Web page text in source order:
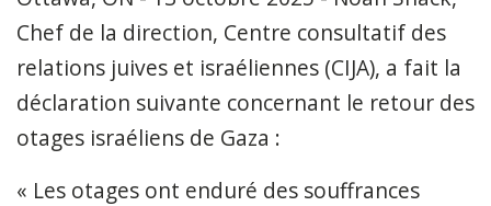
Chef de la direction, Centre consultatif des
relations juives et israéliennes (CIJA), a fait la
déclaration suivante concernant le retour des
otages israéliens de Gaza :
« Les otages ont enduré des souffrances